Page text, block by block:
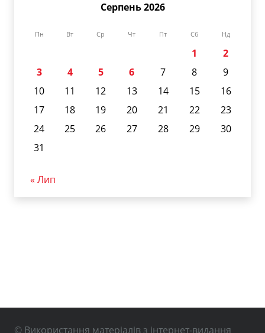
Серпень 2026
Пн Вт Ср Чт Пт Сб Нд
1
2
3
4 5 6 7 8
9
10
11 12 13 14 15
16
17
18 19 20 21 22
23
24
25 26 27 28 29
30
31
« Лип
© Використання матеріалів з інтернет-видання